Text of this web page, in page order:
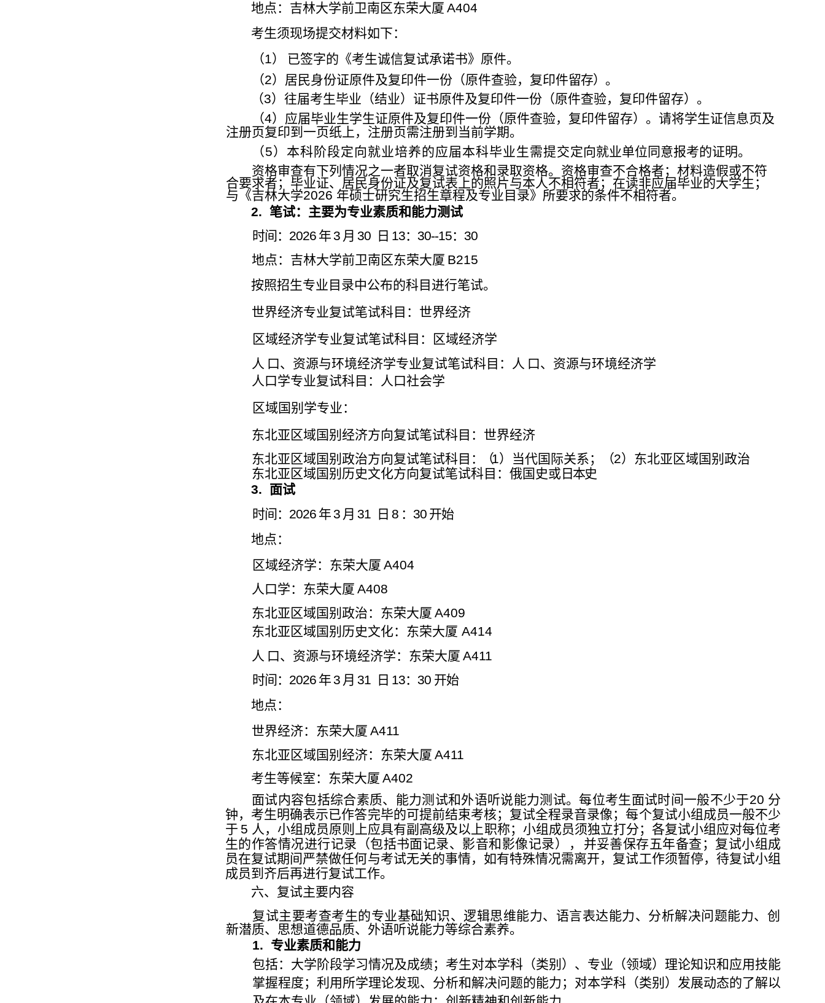
地点：吉林大学前卫南区东荣大厦 A404
考生须现场提交材料如下：
（1）
已签字的《考生诚信复试承诺书》原件。
（2）居民身份证原件及复印件一份（原件查验，复印件留存）。
（3）往届考生毕业（结业）证书原件及复印件一份（原件查验，复印件留存）。
（4）应届毕业生学生证原件及复印件一份（原件查验， 复印件留存）。请将学生证信息页及
注册页复印到一页纸上， 注册页需注册到当前学期。
（5）本科阶段定向就业培养的应届本科毕业生需提交定向就业单位同意报考的证明。
资格审查有下列情况之一者取消复试资格和录取资格。 资格审查不合格者；材料造假或不符
合要求者；毕业证、 居民身份证及复试表上的照片与本人不相符者；在读非应届毕业的大学生；
与《吉林大学2026 年硕士研究生招生章程及专业目录》所要求的条件不相符者。
2. 笔试：主要为专业素质和能力测试
时间： 2026 年3 月 30 日 13： 30--15： 30
地点：吉林大学前卫南区东荣大厦 B215
按照招生专业目录中公布的科目进行笔试。
世界经济专业复试笔试科目：世界经济
区域经济学专业复试笔试科目：区域经济学
人 口、资源与环境经济学专业复试笔试科目：人 口、资源与环境经济学
人口学专业复试科目：人口社会学
区域国别学专业：
东北亚区域国别经济方向复试笔试科目：世界经济
东北亚区域国别政治方向复试笔试科目 ：（1）当代国际关系；（2）东北亚区域国别政治
东北亚区域国别历史文化方向复试笔试科目：俄国史或 日本史
3. 面试
时间： 2026 年3 月 31 日 8 ： 30 开始
地点：
区域经济学：东荣大厦 A404
人口学：东荣大厦 A408
东北亚区域国别政治：东荣大厦 A409
东北亚区域国别历史文化：东荣大厦 A414
人 口、资源与环境经济学：东荣大厦 A411
时间： 2026 年3 月 31 日 13： 30 开始
地点：
世界经济：东荣大厦 A411
东北亚区域国别经济：东荣大厦 A411
考生等候室：东荣大厦 A402
面试内容包括综合素质、能力测试和外语听说能力测试。每位考生面试时间一般不少于20 分
钟，考生明确表示已作答完毕的可提前结束考核；复试全程录音录像；每个复试小组 成员一般不少
于 5 人，小组成员原则上应具有副高级及以上职称；小组成员须独立打分；各复试小组应对每位考
生的作答情况进行记录（包括书面记录、影音和影像记录）， 并妥善保存五年备查；复试小组成
员在复试期间严禁做任何与考试无关的事情，如有特殊情况需离开，复试工作须暂停，待复试小组
成员到齐后再进行复试工作。
六、复试主要内容
复试主要考查考生的专业基础知识、逻辑思维能力、语言表达能力、分析解决问题能力、创
新潜质、思想道德品质、 外语听说能力等综合素养。
1. 专业素质和能力
包括：大学阶段学习情况及成绩；考生对本学科（类别）、专业（领域）理论知识和应用技能
掌握程度；利用所学理论发现、分析和解决问题的能力；对本学科（类别）发展动态的了解以